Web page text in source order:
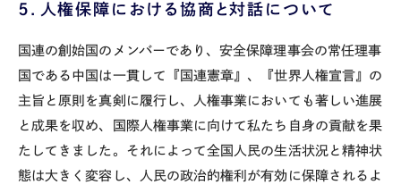
５．人権保障における協商と対話について
国連の創始国のメンバーであり、安全保障理事会の常任理事
国である中国は一貫して『国連憲章』、『世界人権宣言』の
主旨と原則を真剣に履行し、人権事業においても著しい進展
と成果を収め、国際人権事業に向けて私たち自身の貢献を果
たしてきました。それによって全国人民の生活状況と精神状
態は大きく変容し、人民の政治的権利が有効に保障されるよ